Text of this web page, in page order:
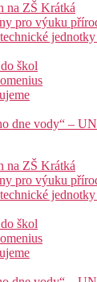
na ZŠ Krátká
pro výuku
škol
dne vody“ –
na ZŠ Krátká
pro výuku
škol